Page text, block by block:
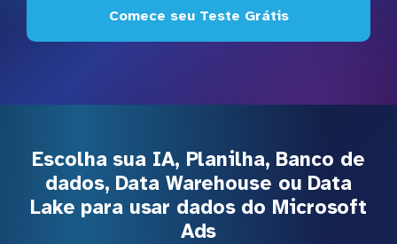
Comece seu Teste Grátis
Escolha sua IA, Planilha, Banco de
dados, Data Warehouse ou Data
Lake para usar dados do Microsoft
Ads